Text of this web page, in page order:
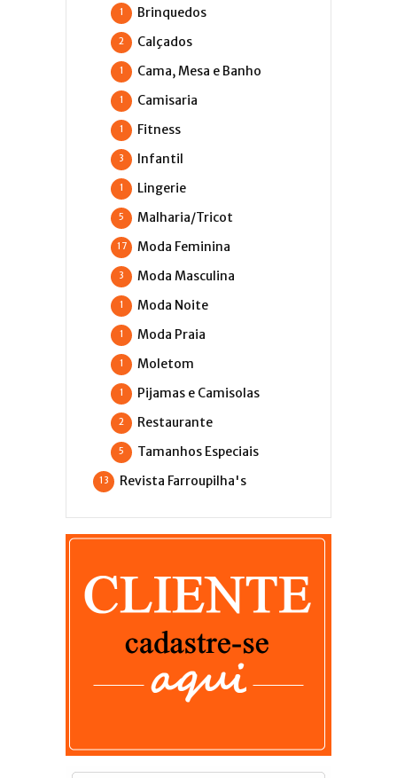
Brinquedos
1
Calçados
2
Cama, Mesa e Banho
1
Camisaria
1
Fitness
1
Infantil
3
Lingerie
1
Malharia/Tricot
5
Moda Feminina
17
Moda Masculina
3
Moda Noite
1
Moda Praia
1
Moletom
1
Pijamas e Camisolas
1
Restaurante
2
Tamanhos Especiais
5
Revista Farroupilha's
13